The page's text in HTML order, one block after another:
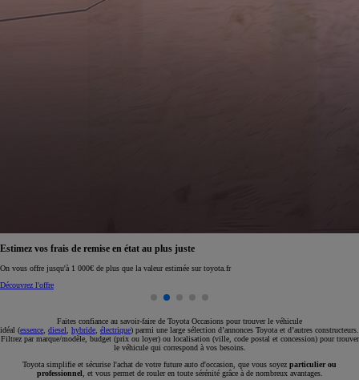
Réservez en ligne votre occasion pour 1€ seulement
Réservez en ligne
Faites confiance au savoir-faire de Toyota Occasions pour trouver le véhicule
idéal (essence diesel hybride électrique) parmi une large sélection d’annonces Toyota et d’autres constructeurs.
Filtrez par marque/modèle, budget (prix ou loyer) ou localisation (ville, code postal et concession) pour trouver
le véhicule qui correspond à vos besoins.
Toyota simplifie et sécurise l'achat de votre future auto d'occasion, que vous soyez particulier ou
professionnel , et vous permet de rouler en toute sérénité grâce à de nombreux avantages.